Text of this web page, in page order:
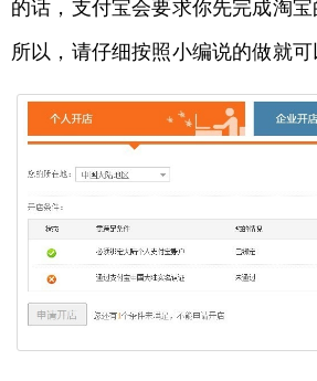
的话，支付宝会要求你先完成淘宝
所以，请仔细按照小编说的做就可